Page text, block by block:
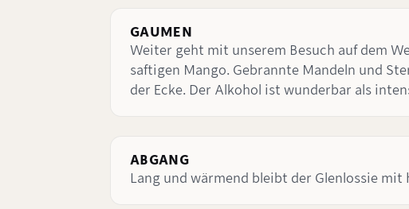
GAUMEN
Weiter geht mit unserem Besuch auf dem
saftigen Mango. Gebrannte Mandeln und
der Ecke. Der Alkohol ist wunderbar als
ABGANG
Lang und wärmend bleibt der Glenlossie